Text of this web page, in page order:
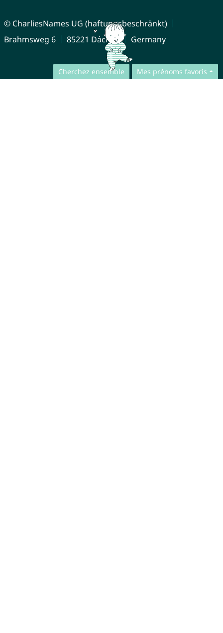
Cherchez ensemble Mes prénoms favoris
© CharliesNames UG (haftungsbeschränkt)
Brahmsweg 6
85221 Dachau Germany